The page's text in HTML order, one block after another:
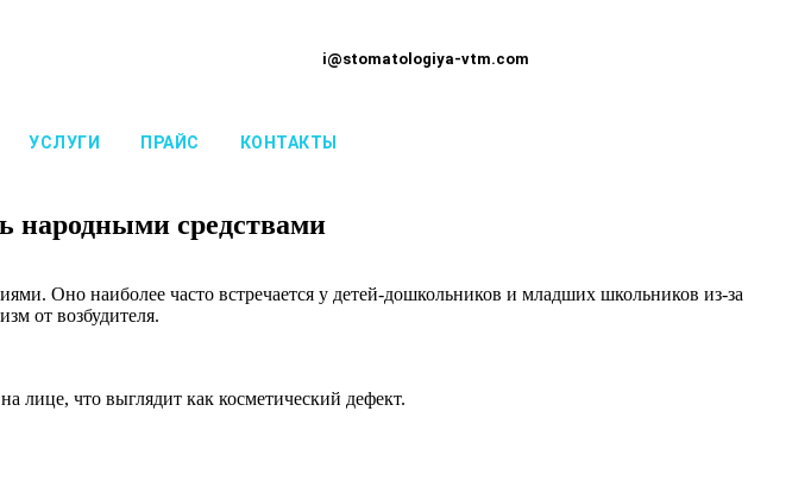
i@stomatologiya-vtm.com
УСЛУГИ ПРАЙС КОНТАКТЫ
народными средствами
Оно наиболее часто встречается у детей-дошкольников и младших школьников из-за
от возбудителя.
лице, что выглядит как косметический дефект.